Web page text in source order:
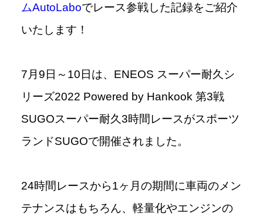
ムAutoLaboでレース参戦した記録をご紹介
いたします！
7月9日～10日は、ENEOS スーパー耐久シ
リーズ2022 Powered by Hankook 第3戦
SUGOスーパー耐久3時間レースがスポーツ
ランドSUGOで開催されました。
24時間レースから1ヶ月の期間に車両のメン
テナンスはもちろん、軽量化やエンジンの